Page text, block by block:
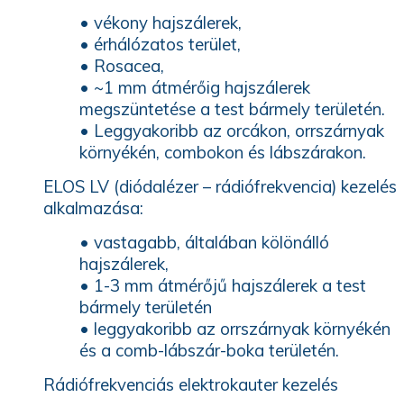
• vékony hajszálerek,
• érhálózatos terület,
• Rosacea,
• ~1 mm átmérőig hajszálerek
megszüntetése a test bármely területén.
• Leggyakoribb az orcákon, orrszárnyak
környékén, combokon és lábszárakon.
ELOS LV (diódalézer – rádiófrekvencia) kezelés
alkalmazása:
• vastagabb, általában kölönálló
hajszálerek,
• 1-3 mm átmérőjű hajszálerek a test
bármely területén
• leggyakoribb az orrszárnyak környékén
és a comb-lábszár-boka területén.
Rádiófrekvenciás elektrokauter kezelés